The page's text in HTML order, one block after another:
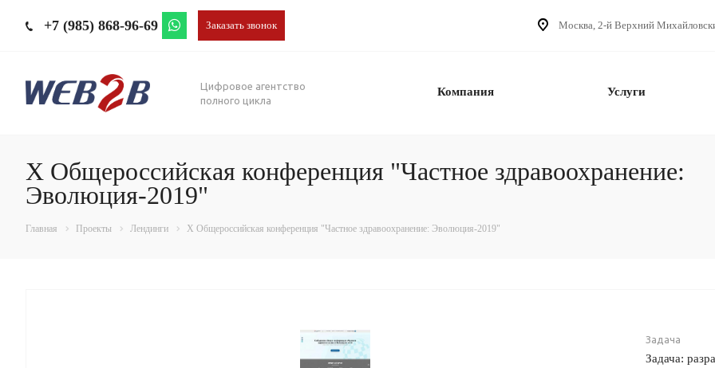
+7 (985) 868-96-69 Заказать звонок Москва, 2-й Верхний
Цифровое агентство
полного цикла
Компания Услуги
X Общероссийская конференция "Частное здравоохранение:
Эволюция-2019"
Главная Проекты Лендинги X Общероссийская конференция "Частное здравоохранение: Эволюция-2019"
Задача
Задача: